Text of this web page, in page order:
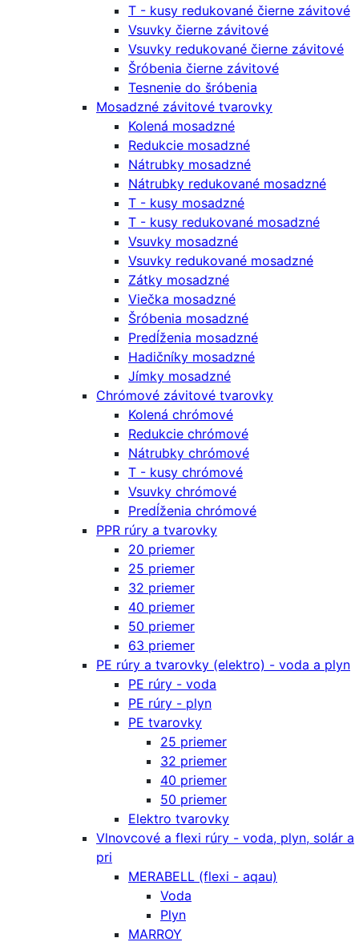
T - kusy redukované čierne závitové
Vsuvky čierne závitové
Vsuvky redukované čierne závitové
Šróbenia čierne závitové
Tesnenie do šróbenia
Mosadzné závitové tvarovky
Kolená mosadzné
Redukcie mosadzné
Nátrubky mosadzné
Nátrubky redukované mosadzné
T - kusy mosadzné
T - kusy redukované mosadzné
Vsuvky mosadzné
Vsuvky redukované mosadzné
Zátky mosadzné
Viečka mosadzné
Šróbenia mosadzné
Predĺženia mosadzné
Hadičníky mosadzné
Jímky mosadzné
Chrómové závitové tvarovky
Kolená chrómové
Redukcie chrómové
Nátrubky chrómové
T - kusy chrómové
Vsuvky chrómové
Predĺženia chrómové
PPR rúry a tvarovky
20 priemer
25 priemer
32 priemer
40 priemer
50 priemer
63 priemer
PE rúry a tvarovky (elektro) - voda a plyn
PE rúry - voda
PE rúry - plyn
PE tvarovky
25 priemer
32 priemer
40 priemer
50 priemer
Elektro tvarovky
Vlnovcové a flexi rúry - voda, plyn, solár a
pri
MERABELL (flexi - aqau)
Voda
Plyn
MARROY